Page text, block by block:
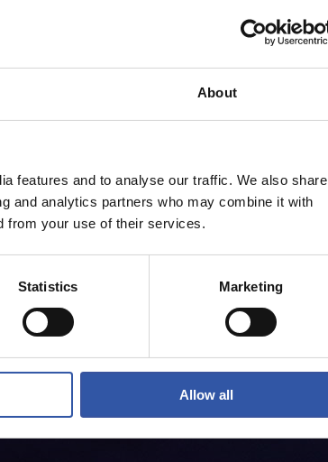
About
features and to analyse our traffic. We also share
and analytics partners who may combine it with
from your use of their services.
Statistics Marketing
Allow all